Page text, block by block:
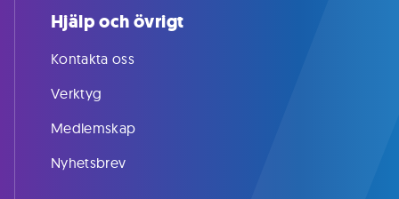
Hjälp och övrigt
Kontakta oss
Verktyg
Medlemskap
Nyhetsbrev